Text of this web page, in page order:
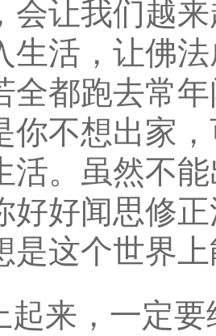
会让我们越
生活，让佛
全都跑去常
你不想出家
活。虽然不
好好闻思修
是这个世界
起来，一定